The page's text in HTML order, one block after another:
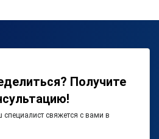
Получите
свяжется с вами в